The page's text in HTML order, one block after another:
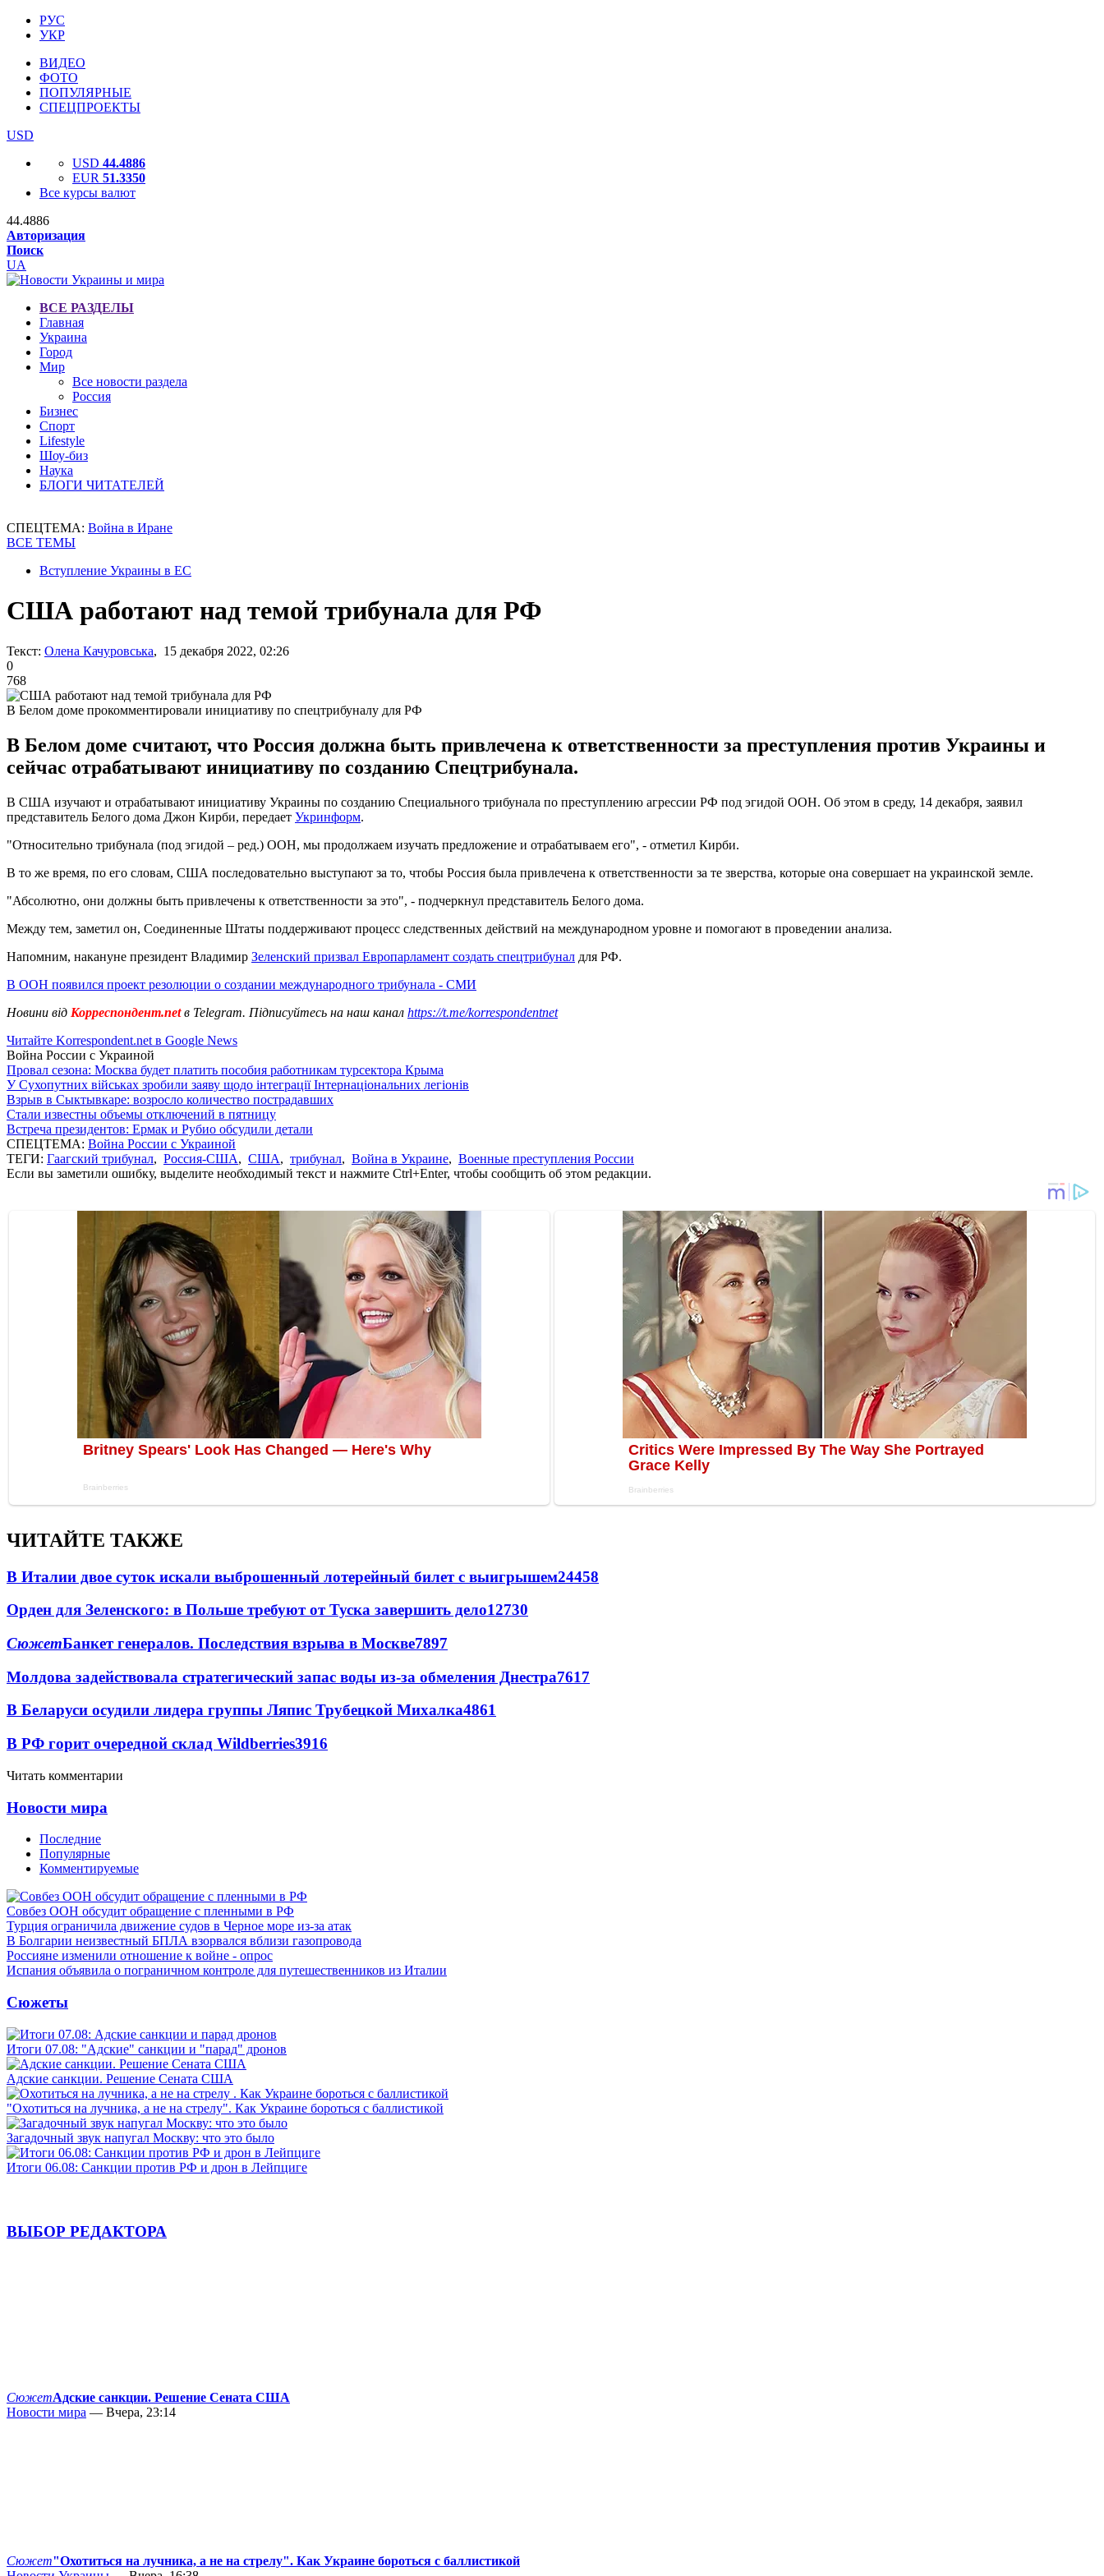
РУС
УКР
ВИДЕО
ФОТО
ПОПУЛЯРНЫЕ
СПЕЦПРОЕКТЫ
USD
USD 44.4886
EUR 51.3350
Все курсы валют
44.4886
Авторизация
Поиск
UA
ВСЕ РАЗДЕЛЫ
Главная
Украина
Город
Мир
Все новости раздела
Россия
Бизнес
Спорт
Lifestyle
Шоу-биз
Наука
БЛОГИ ЧИТАТЕЛЕЙ
СПЕЦТЕМА: Война в Иране
ВСЕ ТЕМЫ
Вступление Украины в ЕС
США работают над темой трибунала для РФ
Текст: Олена Качуровська, 15 декабря 2022, 02:26
0
768
В Белом доме прокомментировали инициативу по спецтрибуналу для РФ
В Белом доме считают, что Россия должна быть привлечена к ответственности за преступления против Украины и
сейчас отрабатывают инициативу по созданию Спецтрибунала.
В США изучают и отрабатывают инициативу Украины по созданию Специального трибунала по преступлению агрессии РФ под эгидой ООН. Об этом в среду, 14 декабря, заявил
представитель Белого дома Джон Кирби, передает Укринформ.
"Относительно трибунала (под эгидой – ред.) ООН, мы продолжаем изучать предложение и отрабатываем его", - отметил Кирби.
В то же время, по его словам, США последовательно выступают за то, чтобы Россия была привлечена к ответственности за те зверства, которые она совершает на украинской земле.
"Абсолютно, они должны быть привлечены к ответственности за это", - подчеркнул представитель Белого дома.
Между тем, заметил он, Соединенные Штаты поддерживают процесс следственных действий на международном уровне и помогают в проведении анализа.
Напомним, накануне президент Владимир Зеленский призвал Европарламент создать спецтрибунал для РФ.
В ООН появился проект резолюции о создании международного трибунала - СМИ
Новини від Корреспондент.netв Telegram. Підписуйтесь на наш канал https://t.me/korrespondentnet
Читайте Korrespondent.net в Google News
Война России с Украиной
Провал сезона: Москва будет платить пособия работникам турсектора Крыма
У Сухопутних військах зробили заяву щодо інтеграції Інтернаціональних легіонів
Взрыв в Сыктывкаре: возросло количество пострадавших
Стали известны объемы отключений в пятницу
Встреча президентов: Ермак и Рубио обсудили детали
СПЕЦТЕМА: Война России с Украиной
ТЕГИ: Гаагский трибунал, Россия-США, США, трибунал, Война в Украине, Военные преступления России
Если вы заметили ошибку, выделите необходимый текст и нажмите Ctrl+Enter, чтобы сообщить об этом редакции.
ЧИТАЙТЕ ТАКЖЕ
В Италии двое суток искали выброшенный лотерейный билет с выигрышем24458
Орден для Зеленского: в Польше требуют от Туска завершить дело12730
СюжетБанкет генералов. Последствия взрыва в Москве7897
Молдова задействовала стратегический запас воды из-за обмеления Днестра7617
В Беларуси осудили лидера группы Ляпис Трубецкой Михалка4861
В РФ горит очередной склад Wildberries3916
Читать комментарии
Новости мира
Последние
Популярные
Комментируемые
Совбез ООН обсудит обращение с пленными в РФ
Турция ограничила движение судов в Черное море из-за атак
В Болгарии неизвестный БПЛА взорвался вблизи газопровода
Россияне изменили отношение к войне - опрос
Испания объявила о пограничном контроле для путешественников из Италии
Сюжеты
Итоги 07.08: "Адские" санкции и "парад" дронов
Адские санкции. Решение Сената США
"Охотиться на лучника, а не на стрелу". Как Украине бороться с баллистикой
Загадочный звук напугал Москву: что это было
Итоги 06.08: Санкции против РФ и дрон в Лейпциге
ВЫБОР РЕДАКТОРА
СюжетАдские санкции. Решение Сената США
Новости мира — Вчера, 23:14
Сюжет"Охотиться на лучника, а не на стрелу". Как Украине бороться с баллистикой